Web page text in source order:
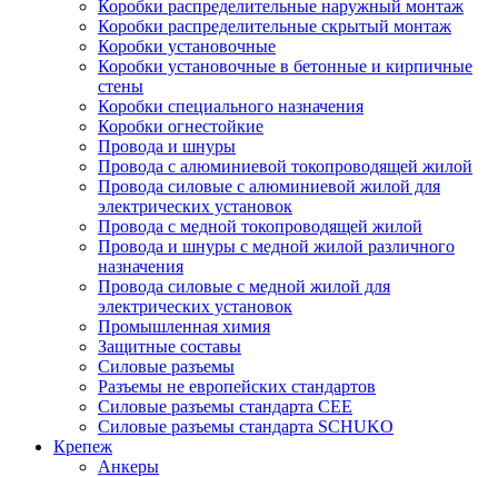
Коробки распределительные наружный монтаж
Коробки распределительные скрытый монтаж
Коробки установочные
Коробки установочные в бетонные и кирпичные
стены
Коробки специального назначения
Коробки огнестойкие
Провода и шнуры
Провода с алюминиевой токопроводящей жилой
Провода силовые с алюминиевой жилой для
электрических установок
Провода с медной токопроводящей жилой
Провода и шнуры с медной жилой различного
назначения
Провода силовые с медной жилой для
электрических установок
Промышленная химия
Защитные составы
Силовые разъемы
Разъемы не европейских стандартов
Силовые разъемы стандарта CEE
Силовые разъемы стандарта SCHUKO
Крепеж
Анкеры